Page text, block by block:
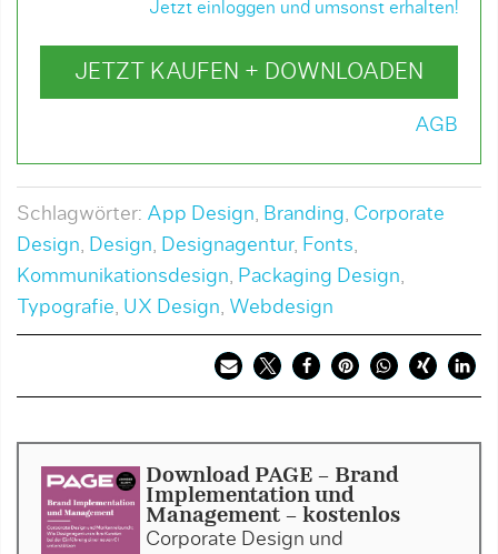
Jetzt einloggen und umsonst erhalten!
JETZT KAUFEN + DOWNLOADEN
AGB
Schlagwörter: App Design, Branding, Corporate
Design, Design, Designagentur, Fonts,
Kommunikationsdesign, Packaging Design,
Typografie, UX Design, Webdesign
Download PAGE - Brand
Implementation und
Management - kostenlos
Corporate Design und